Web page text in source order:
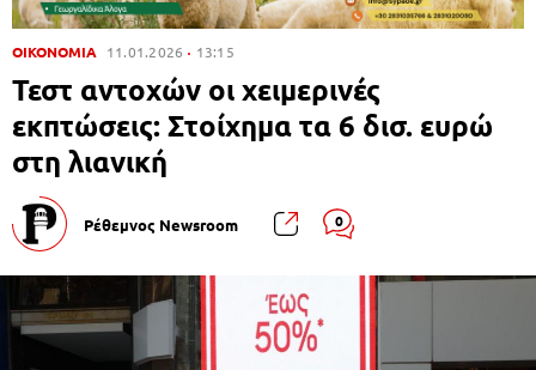
ΟΙΚΟΝΟΜΙΑ 11.01.2026 13:15
Τεστ αντοχών οι χειμερινές
εκπτώσεις: Στοίχημα τα 6 δισ. ευρώ
στη λιανική
Ρέθεμνος Newsroom 0